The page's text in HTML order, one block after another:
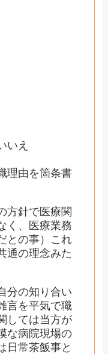
いえ
理由を箇条書
方針で医療関
く、医療業務
との事）これ
通の理念みた
分の知り合い
言を平気で職
しては当方が
な病院現場の
日常茶飯事と